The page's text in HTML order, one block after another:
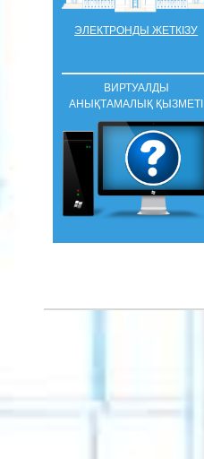
ЭЛЕКТРОНДЫ ЖЕТКІЗУ
ВИРТУАЛДЫ
АНЫҚТАМАЛЫҚ ҚЫЗМЕТІ